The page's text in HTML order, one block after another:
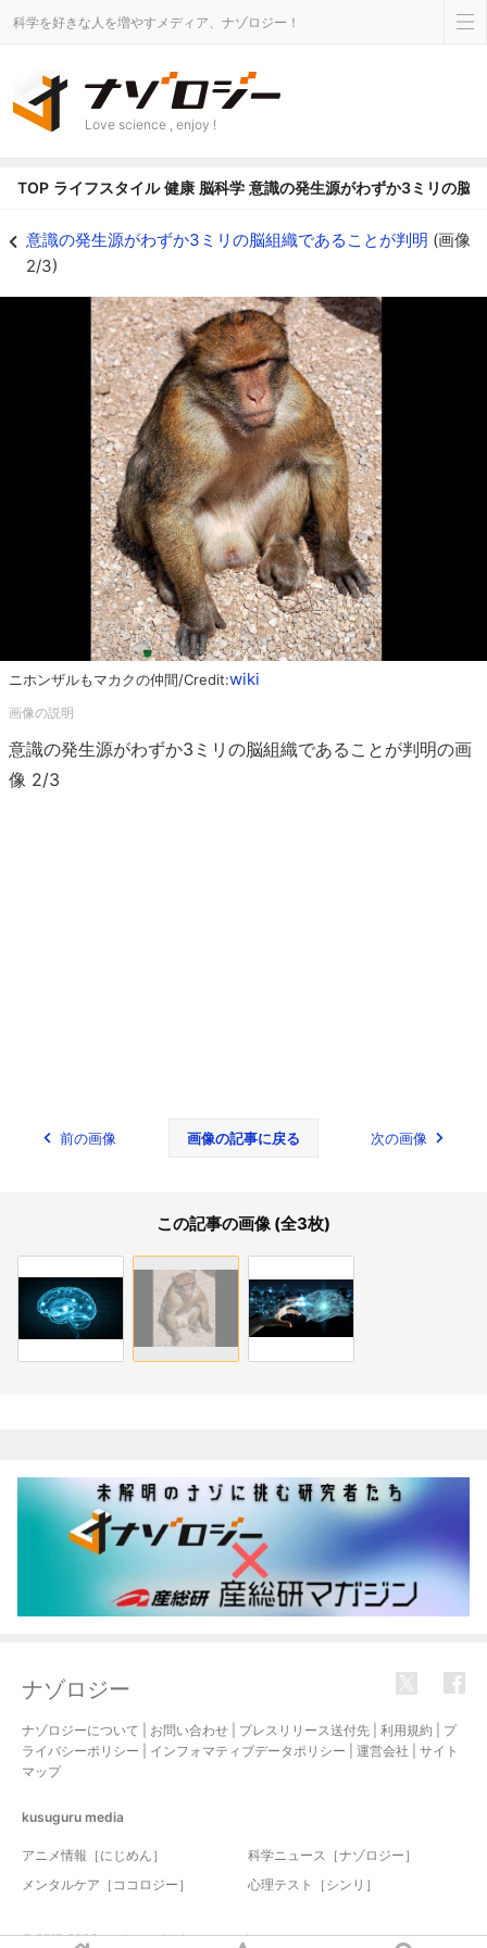
科学を好きな人を増やすメディア、ナゾロジー！
Love science , enjoy !
TOP ライフスタイル 健康 脳科学 意識の発生源がわずか3ミリの脳
意識の発生源がわずか3ミリの脳組織であることが判明 (画像
2/3)
ニホンザルもマカクの仲間/Credit:wiki
意識の発生源がわずか3ミリの脳組織であることが判明の画
像 2/3
前の画像 画像の記事に戻る 次の画像
この記事の画像 (全3枚)
ナゾロジー
ナゾロジーについて お問い合わせ プレスリリース送付先 利用規約
プ
ライバシーポリシー
インフォマティブデータポリシー 運営会社
サイト
マップ
kusuguru media
アニメ情報［にじめん］
科学ニュース［ナゾロジー］
メンタルケア［ココロジー］
心理テスト［シンリ］
© 2017-2026 nazology. all rights reserved.